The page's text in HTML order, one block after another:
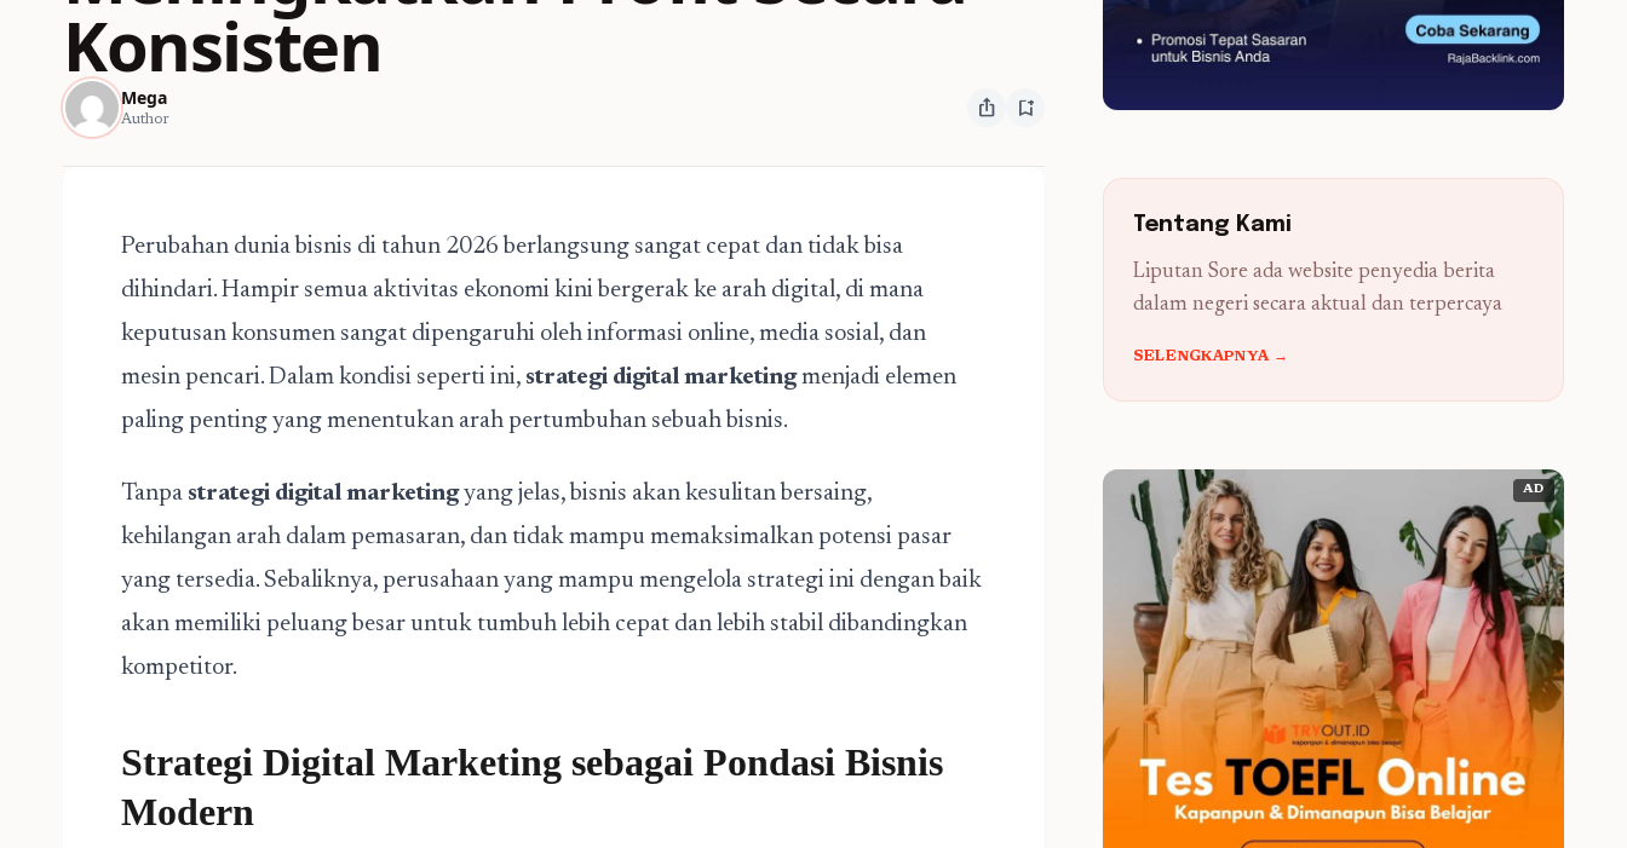
Konsisten
Mega
Author ios_share bookmark_add
Perubahan dunia bisnis di tahun 2026 berlangsung sangat cepat dan tidak bisa
dihindari. Hampir semua aktivitas ekonomi kini bergerak ke arah digital, di mana
keputusan konsumen sangat dipengaruhi oleh informasi online, media sosial, dan
mesin pencari. Dalam kondisi seperti ini, strategi digital marketingmenjadi elemen
paling penting yang menentukan arah pertumbuhan sebuah bisnis.
Tanpa strategi digital marketingyang jelas, bisnis akan kesulitan bersaing,
kehilangan arah dalam pemasaran, dan tidak mampu memaksimalkan potensi pasar
yang tersedia. Sebaliknya, perusahaan yang mampu mengelola strategi ini dengan baik
akan memiliki peluang besar untuk tumbuh lebih cepat dan lebih stabil dibandingkan
kompetitor.
Strategi Digital Marketing sebagai Pondasi Bisnis
Modern
Tentang Kami
Liputan Sore ada website penyedia berita
dalam negeri secara aktual dan terpercaya
SELENGKAPNYA →
AD